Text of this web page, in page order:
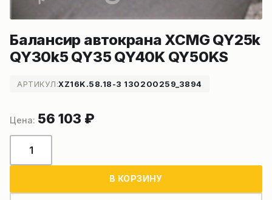
Балансир автокрана XCMG QY25k
QY30k5 QY35 QY40K QY50KS
АРТИКУЛ:XZ16K.58.18-3 130200259_3894
56 103 ₽
товара
В КОРЗИНУ